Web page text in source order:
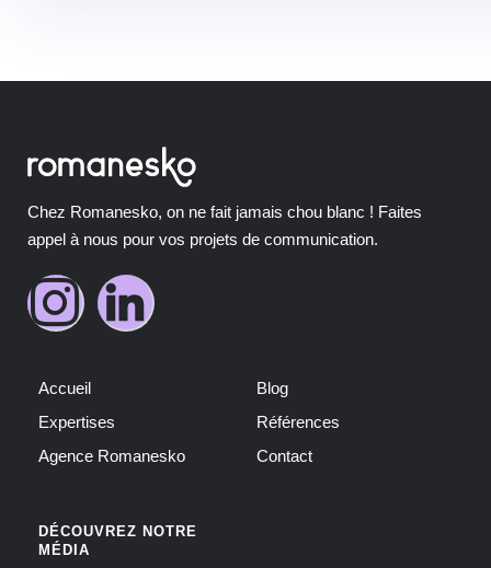
Chez Romanesko, on ne fait jamais chou blanc ! Faites
appel à nous pour vos projets de communication.
Accueil
Expertises
Agence Romanesko
Blog
Références
Contact
DÉCOUVREZ NOTRE
MÉDIA